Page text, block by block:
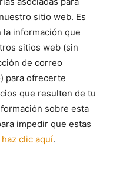
sitio web. Es
la información que
sitios web (sin
de correo
para ofrecerte
que resulten de tu
sobre esta
impedir que estas
haz clic aquí.